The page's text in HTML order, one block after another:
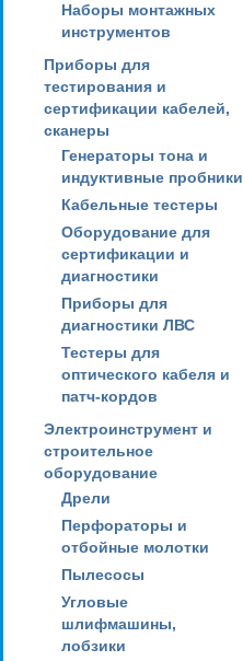
Наборы монтажных
инструментов
Приборы для
тестирования и
сертификации кабелей,
сканеры
Генераторы тона и
индуктивные пробники
Кабельные тестеры
Оборудование для
сертификации и
диагностики
Приборы для
диагностики ЛВС
Тестеры для
оптического кабеля и
патч-кордов
Электроинструмент и
строительное
оборудование
Дрели
Перфораторы и
отбойные молотки
Пылесосы
Угловые
шлифмашины,
лобзики